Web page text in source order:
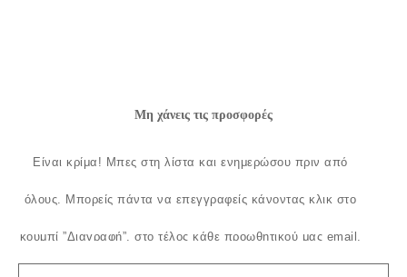
Μη χάνεις τις προσφορές
Είναι κρίμα! Μπες στη λίστα και ενημερώσου πριν από
όλους. Μπορείς πάντα να επεγγραφείς κάνοντας κλικ στο
κουμπί ”Διαγραφή”, στο τέλος κάθε προωθητικού μας email.